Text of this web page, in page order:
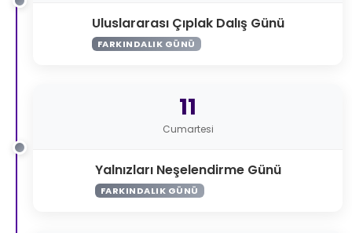
Uluslararası Çıplak Dalış Günü
FARKINDALIK GÜNÜ
11
Cumartesi
Yalnızları Neşelendirme Günü
FARKINDALIK GÜNÜ